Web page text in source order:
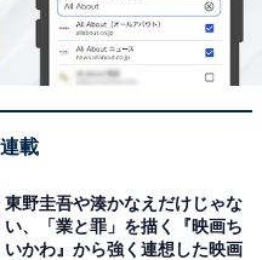
載
東野圭吾や湊かなえだけじゃな
い、「業と罪」を描く『映画ち
いかわ』から強く連想した映画